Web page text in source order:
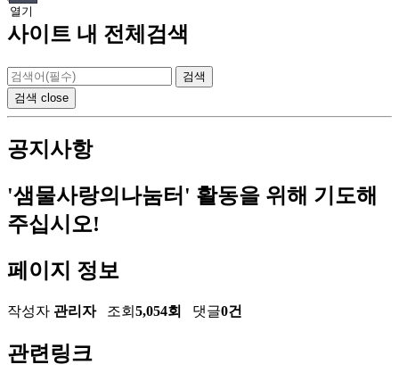
열기
사이트 내 전체검색
검색 close
공지사항
'샘물사랑의나눔터' 활동을 위해 기도해
주십시오!
페이지 정보
작성자 관리자 조회 5,054회 댓글0건
관련링크